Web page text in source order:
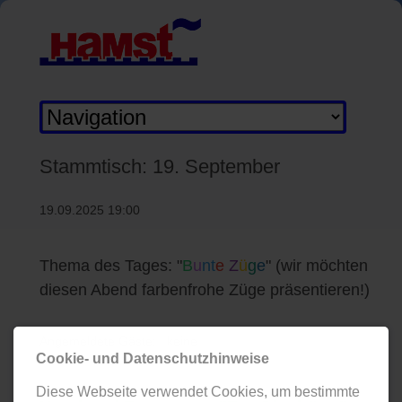
Zielseite
Stammtisch: 19. September
19.09.2025 19:00
Thema des Tages: "Bunte Züge" (wir möchten
diesen Abend farbenfrohe Züge präsentieren!)
Cookie- und Datenschutzhinweise
Diese Webseite verwendet Cookies, um bestimmte